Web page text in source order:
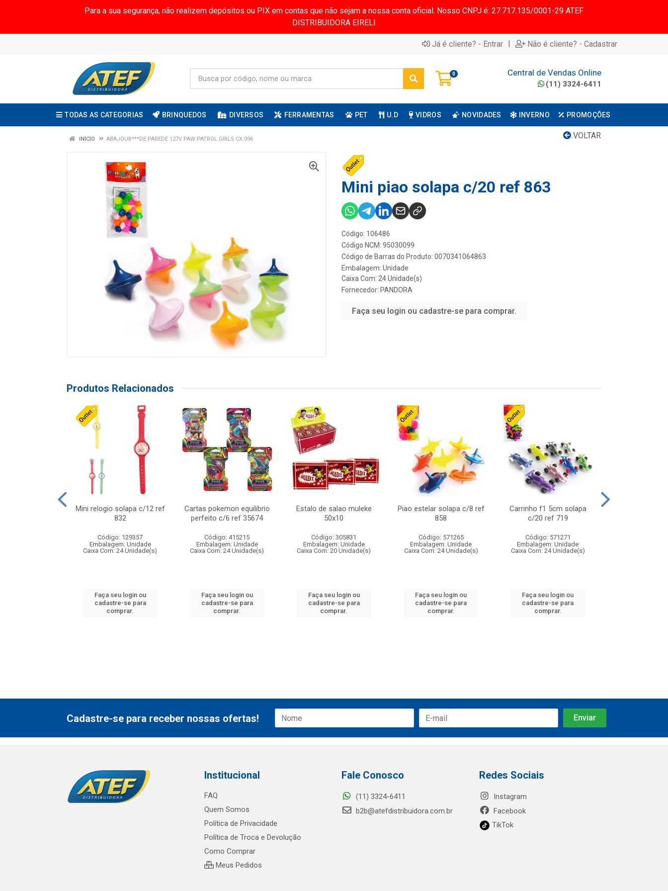
Para a sua segurança, não realizem depósitos ou PIX em contas que não sejam a nossa conta oficial. Nosso CNPJ é: 27.717.135/0001-29 ATEF
DISTRIBUIDORA EIRELI
Já é cliente? - Entrar | Não é cliente? - Cadastrar
0 Central de Vendas Online
(11) 3324-6411
TODAS AS CATEGORIAS BRINQUEDOS DIVERSOS FERRAMENTAS PET U.D VIDROS NOVIDADES INVERNO PROMOÇÕES
VOLTAR
INÍCIO ABAJOUR***DE PAREDE 127V PAW PATROL GIRLS CX:096
Mini piao solapa c/20 ref 863
Código: 106486
Código NCM: 95030099
Código de Barras do Produto: 0070341064863
Embalagem: Unidade
Caixa Com: 24 Unidade(s)
Fornecedor: PANDORA
Faça seu login ou cadastre-se para comprar.
Produtos Relacionados
Mini relogio solapa c/12 ref
832
Código: 129357
Embalagem: Unidade
Caixa Com: 24 Unidade(s)
Faça seu login ou
cadastre-se para
comprar.
Cartas pokemon equilibrio
perfeito c/6 ref 35674
Código: 415215
Embalagem: Unidade
Caixa Com: 24 Unidade(s)
Faça seu login ou
cadastre-se para
comprar.
Estalo de salao muleke
50x10
Código: 305831
Embalagem: Unidade
Caixa Com: 20 Unidade(s)
Faça seu login ou
cadastre-se para
comprar.
Piao estelar solapa c/8 ref
858
Código: 571265
Embalagem: Unidade
Caixa Com: 24 Unidade(s)
Faça seu login ou
cadastre-se para
comprar.
Carrinho f1 5cm solapa
c/20 ref 719
Código: 571271
Embalagem: Unidade
Caixa Com: 24 Unidade(s)
Faça seu login ou
cadastre-se para
comprar.
Cadastre-se para receber nossas ofertas!
Institucional
FAQ
Quem Somos
Política de Privacidade
Política de Troca e Devolução
Como Comprar
Meus Pedidos
Fale Conosco
(11) 3324-6411
b2b@atefdistribuidora.com.br
Redes Sociais
Instagram
Facebook
TikTok